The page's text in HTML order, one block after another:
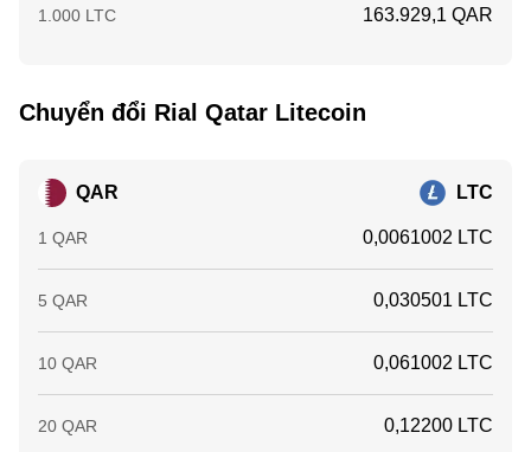
1.000 LTC 163.929,1 QAR
Chuyển đổi Rial Qatar Litecoin
QAR LTC
1 QAR 0,0061002 LTC
5 QAR 0,030501 LTC
10 QAR 0,061002 LTC
20 QAR 0,12200 LTC